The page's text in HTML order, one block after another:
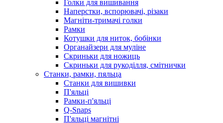
Голки для вишивання
Наперстки, вспорювачі, різаки
Магніти-тримачі голки
Рамки
Котушки для ниток, бобінки
Органайзери для муліне
Скриньки для ножиць
Скриньки для рукоділля, смітнички
Станки, рамки, пяльца
Станки для вишивки
П'яльці
Рамки-п'яльці
Q-Snaps
П'яльці магнітні